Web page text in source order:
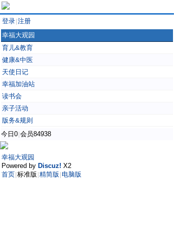
登录 注册
幸福大观园
育儿&教育
健康&中医
天使日记
幸福加油站
读书会
亲子活动
版务&规则
今日0 会员84938
幸福大观园
Powered by Discuz! X2
首页 标准版 精简版 电脑版